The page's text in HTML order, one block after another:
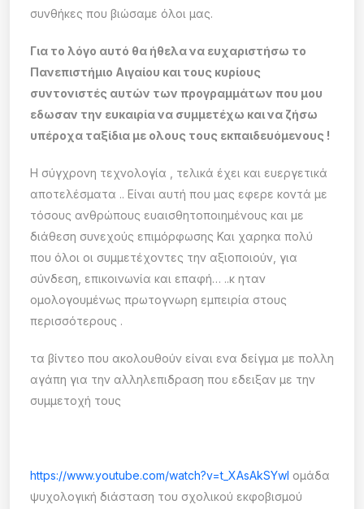
συνθήκες που βιώσαμε όλοι μας.
Για το λόγο αυτό θα ήθελα να ευχαριστήσω το
Πανεπιστήμιο Αιγαίου και τους κυρίους
συντονιστές αυτών των προγραμμάτων που μου
εδωσαν την ευκαιρία να συμμετέχω και να ζήσω
υπέροχα ταξίδια με ολους τους εκπαιδευόμενους !
Η σύγχρονη τεχνολογία , τελικά έχει και ευεργετικά
αποτελέσματα .. Είναι αυτή που μας εφερε κοντά με
τόσους ανθρώπους ευαισθητοποιημένους και με
διάθεση συνεχούς επιμόρφωσης Και χαρηκα πολύ
που όλοι οι συμμετέχοντες την αξιοποιούν, για
σύνδεση, επικοινωνία και επαφή… ..κ ηταν
ομολογουμένως πρωτογνωρη εμπειρία στους
περισσότερους .
τα βίντεο που ακολουθούν είναι ενα δείγμα με πολλη
αγάπη για την αλληλεπιδραση που εδειξαν με την
συμμετοχή τους
https://www.youtube.com/watch?v=t_XAsAkSYwI ομάδα
ψυχολογική διάσταση του σχολικού εκφοβισμού